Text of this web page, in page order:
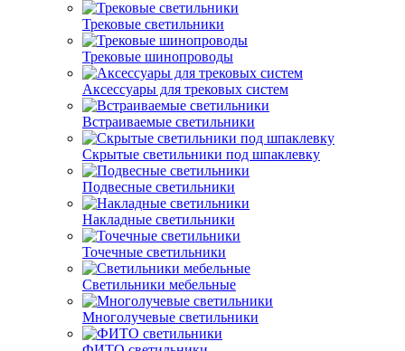
Трековые светильники
Трековые шинопроводы
Аксессуары для трековых систем
Встраиваемые светильники
Скрытые светильники под шпаклевку
Подвесные светильники
Накладные светильники
Точечные светильники
Светильники мебельные
Многолучевые светильники